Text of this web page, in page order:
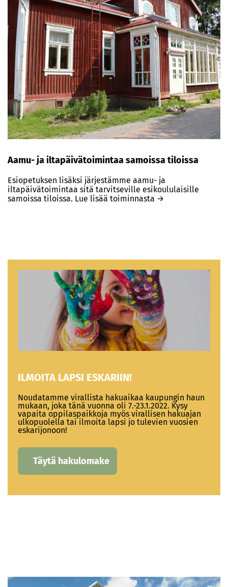
Aamu- ja iltapäivätoimintaa samoissa tiloissa
Esiopetuksen lisäksi järjestämme aamu- ja
iltapäivätoimintaa sitä tarvitseville esikoululaisille
samoissa tiloissa. Lue lisää toiminnasta →
ILMOITA LAPSI ESKARIIN!
Noudatamme virallista hakuaikaa kaupungin haun
mukaan, joka tänä vuonna oli 7.-23.1.2022. Kysy
vapaita oppilaspaikkoja myös virallisen hakuajan
ulkopuolella tai ilmoita lapsi jo tulevien vuosien
eskarijonoon!
Täytä hakulomake